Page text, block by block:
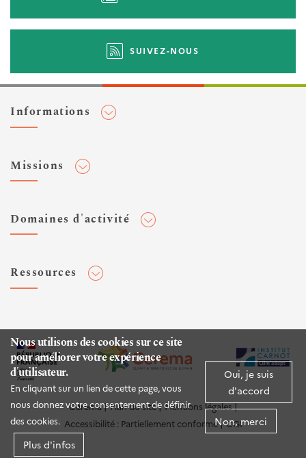
Nous utilisons des cookies sur ce site
pour améliorer votre expérience
d'utilisateur.
En cliquant sur un lien de cette page, vous
nous donnez votre consentement de définir
des cookies.
Plus d'infos
Oui, je suis
d'accord
Non, merci
SUIVEZ-NOUS
Informations
Flux RSS
Veilles et newsletters
Expertises Territoires
Espace presse
Missions
Normalisation
Domaines d'activité
Infrastructures de transport
Environnement et risques
Mer et littoral
Ressources
Rapports d'étude
Publications HAL
Documentation routière (DTRF)
Logiciels & apps
Sites web
Twitter Cerema
Cerema Plan du site
Mentions légales
Accessibilité : Partiellement conforme
CGI